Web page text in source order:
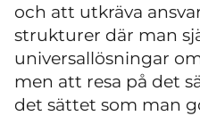
och att utkräva
strukturer där man
universallösningar
men att resa på det
det sättet som man